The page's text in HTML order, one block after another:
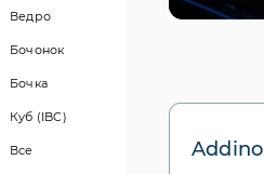
Ведро
Бочонок
Бочка
Куб (IBC)
Все